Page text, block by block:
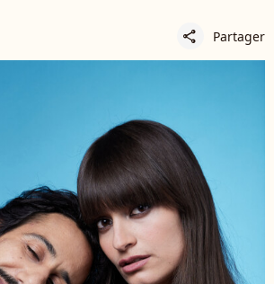
share Partager